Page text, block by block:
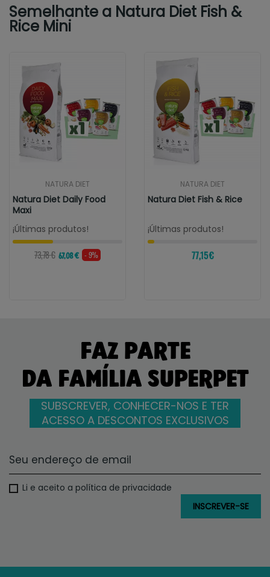
Semelhante a Natura Diet Fish &
Rice Mini
NATURA DIET
Natura Diet Daily Food
Maxi
¡Últimas produtos!
73,78 € 67,08 € - 9%
NATURA DIET
Natura Diet Fish & Rice
¡Últimas produtos!
77,15 €
FAZ PARTE
DA FAMÍLIA SUPERPET
SUBSCREVER, CONHECER-NOS E TER
ACESSO A DESCONTOS EXCLUSIVOS
Li e aceito a política de privacidade